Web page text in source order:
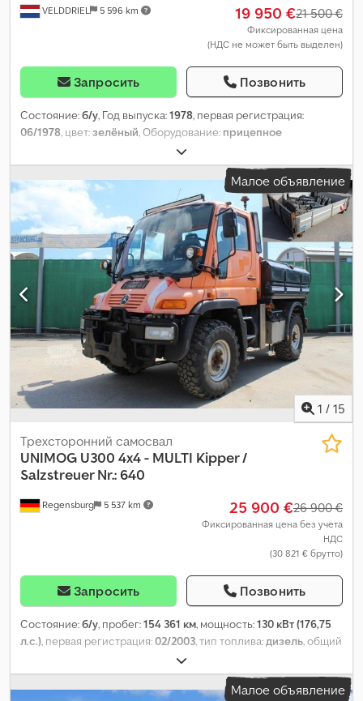
VELDDRIEL 5 596 km 19 950 €21 500 €
Фиксированная цена
(НДС не может быть выделен)
Запросить Позвонить
Состояние:б/у, Год выпуска:1978, первая регистрация:
06/1978, цвет:зелёный, Оборудование: прицепное
Малое объявление
1 / 15
Regensburg 5 537 km
Трехсторонний самосвал
UNIMOG U300 4x4 - MULTI Kipper /
Salzstreuer Nr.: 640
25 900 €26 900 €
Фиксированная цена без учета
НДС
(30 821 € брутто)
Запросить Позвонить
Состояние:б/у, пробег:154 361 км, мощность:130 кВт (176,75
л.с.), первая регистрация:02/2003, тип топлива:дизель, общий
, конфигурация осей:
передачи:полуавтоматический, класс выбросов:Евро 3,
Оборудование:ABS, кондиционер, полный привод,
Малое объявление